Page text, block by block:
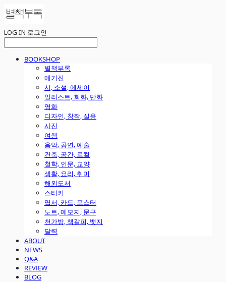
LOG IN 로그인
BOOKSHOP
별책부록
매거진
시, 소설, 에세이
일러스트, 회화, 만화
영화
디자인, 창작, 실용
사진
여행
음악, 공연, 예술
건축, 공간, 로컬
철학, 인문, 교양
생활, 요리, 취미
해외도서
스티커
엽서, 카드, 포스터
노트, 메모지, 문구
천가방, 책갈피, 뱃지
달력
ABOUT
NEWS
Q&A
REVIEW
BLOG